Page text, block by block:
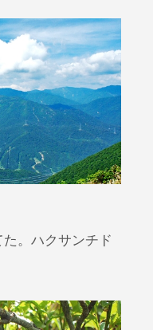
。ハクサンチド